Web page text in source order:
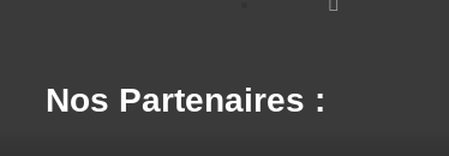
Nos Partenaires :